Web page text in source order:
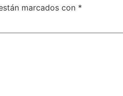
marcados con *